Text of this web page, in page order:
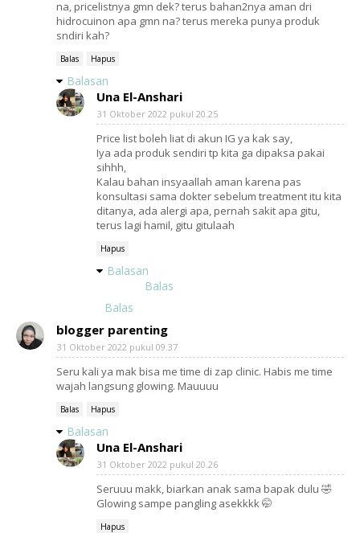
na, pricelistnya gmn dek? terus bahan2nya aman dri
hidrocuinon apa gmn na? terus mereka punya produk
sndiri kah?
Balas Hapus
Balasan
Una El-Anshari
31 Oktober 2022 pukul 20.25
Price list boleh liat di akun IG ya kak say,
Iya ada produk sendiri tp kita ga dipaksa pakai
sihhh,
Kalau bahan insyaallah aman karena pas
konsultasi sama dokter sebelum treatment itu kita
ditanya, ada alergi apa, pernah sakit apa gitu,
terus lagi hamil, gitu gitulaah
Hapus
Balasan
Balas
Balas
blogger parenting
31 Oktober 2022 pukul 09.37
Seru kali ya mak bisa me time di zap clinic. Habis me time
wajah langsung glowing. Mauuuu
Balas Hapus
Balasan
Una El-Anshari
31 Oktober 2022 pukul 20.26
Seruuu makk, biarkan anak sama bapak dulu 🤣
Glowing sampe pangling asekkkk 🤭
Hapus